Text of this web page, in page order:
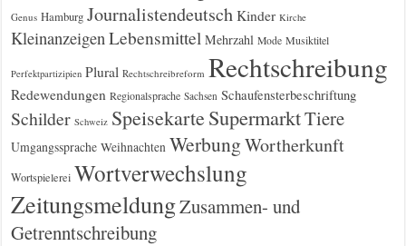
Genus Hamburg Journalistendeutsch Kinder Kirche
Kleinanzeigen Lebensmittel Mehrzahl Mode Musiktitel
Perfektpartizipien Plural Rechtschreibreform Rechtschreibung
Redewendungen Regionalsprache Sachsen Schaufensterbeschriftung
Schilder Schweiz Speisekarte SupermarktTiere
Umgangssprache Weihnachten WerbungWortherkunft
Wortspielerei Wortverwechslung
ZeitungsmeldungZusammen- und
Getrenntschreibung